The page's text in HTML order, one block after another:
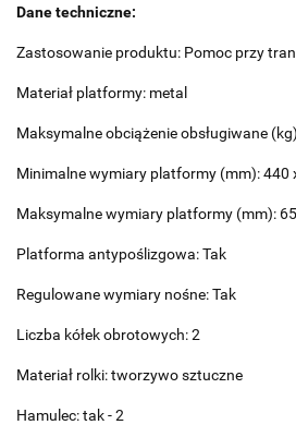
Dane techniczne:
Zastosowanie produktu: Pomoc przy
Materiał platformy: metal
Maksymalne obciążenie obsługiwane
Minimalne wymiary platformy (mm): 440
Maksymalne wymiary platformy (mm):
Platforma antypoślizgowa: Tak
Regulowane wymiary nośne: Tak
Liczba kółek obrotowych: 2
Materiał rolki: tworzywo sztuczne
Hamulec: tak - 2